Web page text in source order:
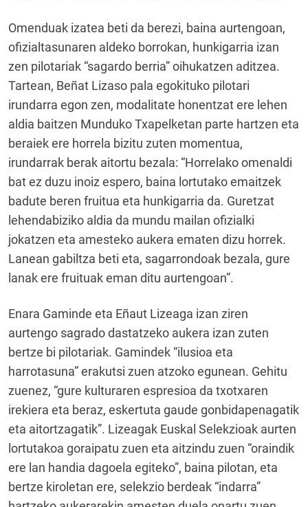
Omenduak izatea beti da berezi, baina aurtengoan,
ofizialtasunaren aldeko borrokan, hunkigarria izan
zen pilotariak “sagardo berria” oihukatzen aditzea.
Tartean, Beñat Lizaso pala egokituko pilotari
irundarra egon zen, modalitate honentzat ere lehen
aldia baitzen Munduko Txapelketan parte hartzen eta
beraiek ere horrela bizitu zuten momentua,
irundarrak berak aitortu bezala: “Horrelako omenaldi
bat ez duzu inoiz espero, baina lortutako emaitzek
badute beren fruitua eta hunkigarria da. Guretzat
lehendabiziko aldia da mundu mailan ofizialki
jokatzen eta amesteko aukera ematen dizu horrek.
Lanean gabiltza beti eta, sagarrondoak bezala, gure
lanak ere fruituak eman ditu aurtengoan”.
Enara Gaminde eta Eñaut Lizeaga izan ziren
aurtengo sagrado dastatzeko aukera izan zuten
bertze bi pilotariak. Gamindek “ilusioa eta
harrotasuna” erakutsi zuen atzoko egunean. Gehitu
zuenez, “gure kulturaren espresioa da txotxaren
irekiera eta beraz, eskertuta gaude gonbidapenagatik
eta aitortzagatik”. Lizeagak Euskal Selekzioak aurten
lortutakoa goraipatu zuen eta aitzindu zuen “oraindik
ere lan handia dagoela egiteko”, baina pilotan, eta
bertze kiroletan ere, selekzio berdeak “indarra”